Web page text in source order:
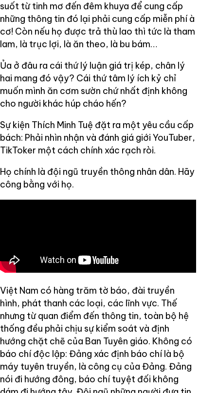
suốt từ tinh mơ đến đêm khuya để cung cấp
những thông tin đó lại phải cung cấp miễn phí à
cơ! Còn nếu họ được trả thù lao thì tức là tham
lam, là trục lợi, là ăn theo, là bu bám…
Ủa ở đâu ra cái thứ lý luận giá trị kép, chân lý
hai mang đó vậy? Cái thứ tâm lý ích kỷ chỉ
muốn mình ăn cơm sườn chứ nhất định không
cho người khác húp cháo hến?
Sự kiện Thích Minh Tuệ đặt ra một yêu cầu cấp
bách: Phải nhìn nhận và đánh giá giới YouTuber,
TikToker một cách chính xác rạch ròi.
Họ chính là đội ngũ truyền thông nhân dân. Hãy
công bằng với họ.
Việt Nam có hàng trăm tờ báo, đài truyền
hình, phát thanh các loại, các lĩnh vực. Thế
nhưng từ quan điểm đến thông tin, toàn bộ hệ
thống đều phải chịu sự kiểm soát và định
hướng chặt chẽ của Ban Tuyên giáo. Không có
báo chí độc lập: Đảng xác định báo chí là bộ
máy tuyên truyền, là công cụ của Đảng. Đảng
nói đi hướng đông, báo chí tuyệt đối không